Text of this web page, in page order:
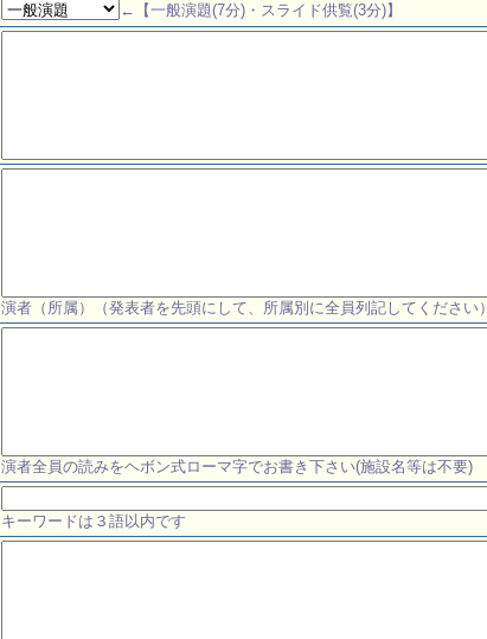
←【一般演題(7分)・スライド供覧(3分)】
演者（所属）（発表者を先頭にして、所属別に全員列記してください）
演者全員の読みをヘボン式ローマ字でお書き下さい(施設名等は不要)
キーワードは３語以内です